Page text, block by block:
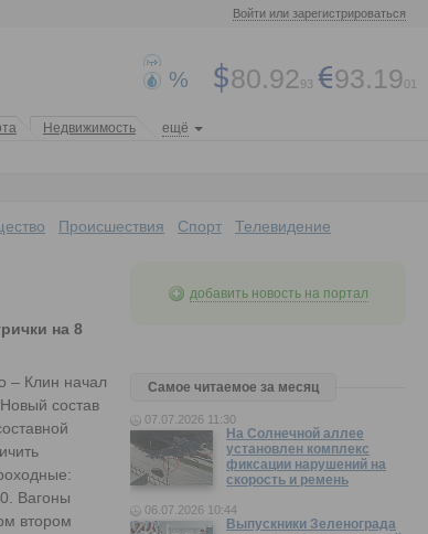
Войти или зарегистрироваться
% 80.92 93 93.1901
Недвижимость ещё
Происшествия Спорт
Телевидение
на 8
– Клин начал
состав
Вагоны
втором
добавить новость на портал
Самое читаемое за месяц
07.07.2026 11:30
На Солнечной аллее
установлен комплекс
фиксации нарушений на
скорость и ремень
06.07.2026 10:44
Выпускники Зеленограда